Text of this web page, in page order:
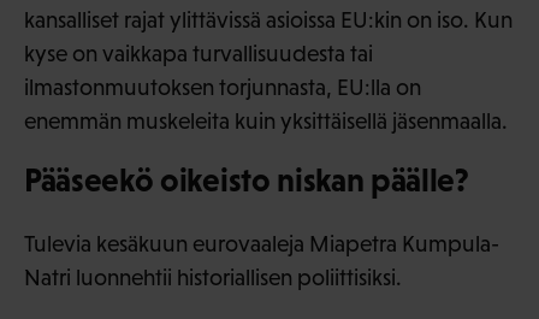
kansalliset rajat ylittävissä asioissa EU:kin on iso. Kun
kyse on vaikkapa turvallisuudesta tai
ilmastonmuutoksen torjunnasta, EU:lla on
enemmän muskeleita kuin yksittäisellä jäsenmaalla.
Pääseekö oikeisto niskan päälle?
Tulevia kesäkuun eurovaaleja Miapetra Kumpula-
Natri luonnehtii historiallisen poliittisiksi.